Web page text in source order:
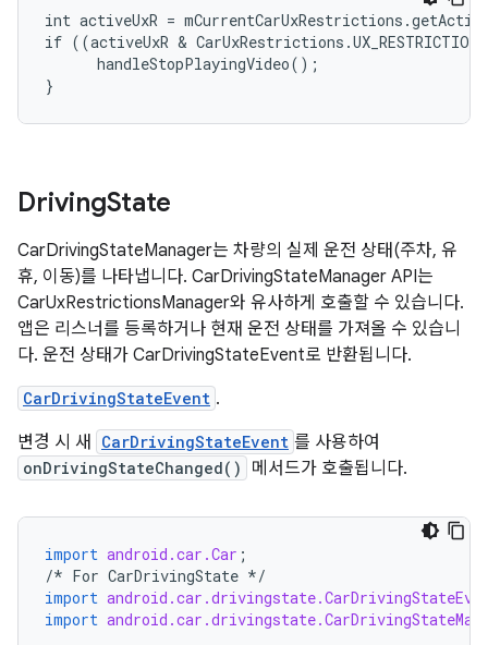
int activeUxR =
if ((activeUxR &
      handleStopPlayingVideo();
}
DrivingState
CarDrivingStateManager는 차량의 실제 운전 상태(주차, 유
휴, 이동)를 나타냅니다. CarDrivingStateManager API는
CarUxRestrictionsManager와 유사하게 호출할 수 있습니다.
앱은 리스너를 등록하거나 현재 운전 상태를 가져올 수 있습니
다. 운전 상태가 CarDrivingStateEvent로 반환됩니다.
CarDrivingStateEvent .
변경 시 새
CarDrivingStateEvent 를 사용하여
onDrivingStateChanged() 메서드가 호출됩니다.
import android.car.Car ;
/* For CarDrivingState */
import
import